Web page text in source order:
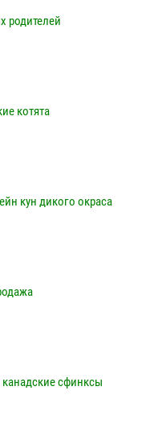
родителей
котята
кун дикого окраса
канадские сфинксы